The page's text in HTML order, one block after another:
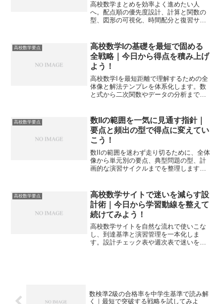
高校数学まとめを効率よく進めたい人
へ。配点順の優先度設計、計算と関数の
型、図形の可視化、時間配分と復習サイ
高校数学要点
高校数学Iの基礎を最短で固める
全戦略｜今日から得点を積み上げ
よう！
高校数学Iを最短距離で理解するための全
体像と解法テンプレを体系化します。数
と式から二次関数やデータの分析までを
高校数学要点
数IIの範囲を一気に見通す指針｜
要点と頻出の型で得点に変えてい
こう！
数IIの範囲を迷わず走り切るために、全体
像から単元別の要点、典型問題の型、計
画的な演習サイクルまでを整理します。
高校数学要点
高校数学サイトで迷いを減らす設
計術｜今日から学習動線を整えて
続けてみよう！
高校数学サイトを自然な流れで使いこな
し、到達基準と演習管理を一本化しま
す。設計チェック表や週次表で迷いを減
数検準2級の合格率を中学生基準で読み解
く｜最短で突破する戦略を試してみよ